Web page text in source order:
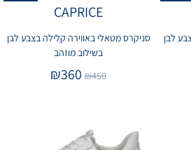
לבן
CAPRICE
סניקרס מטאלי באווירה קלילה בצבע לבן
בשילוב מוזהב
₪450
₪360